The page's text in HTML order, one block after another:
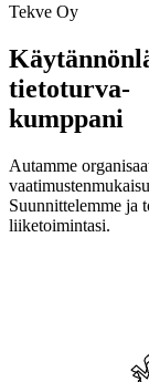
Tekve Oy
tietoturva-
kumppani
Autamme
Suunnittelemme ja
liiketoimintasi.